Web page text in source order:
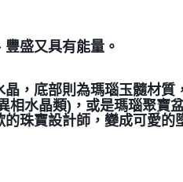
盛又具有能量。
，底部則為瑪瑙玉髓材質
水晶類)，或是瑪瑙聚寶
珠寶設計師，變成可愛的